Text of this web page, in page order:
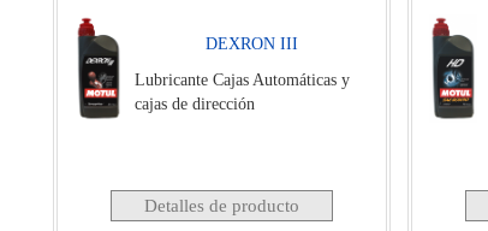
DEXRON III
Lubricante Cajas Automáticas y
cajas de dirección
Detalles de producto